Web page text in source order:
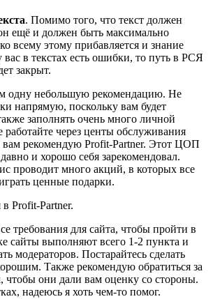
. Помимо того, что текст должен
ещё и должен быть максимально
всему этому прибавляется и знание
в текстах есть ошибки, то путь в РСЯ
закрыт.
одну небольшую рекомендацию. Не
напрямую, поскольку вам будет
заполнять очень много личной
через центы обслуживания
вам рекомендую Profit-Partner. Этот ЦОП
и хорошо себя зарекомендовал.
проводит много акций, в которых все
ценные подарки.
в Profit-Partner.
требования для сайта, чтобы пройти в
сайты выполняют всего 1-2 пункта и
модераторов. Постарайтесь сделать
Также рекомендую обратиться за
они дали вам оценку со стороны.
надеюсь я хоть чем-то помог.